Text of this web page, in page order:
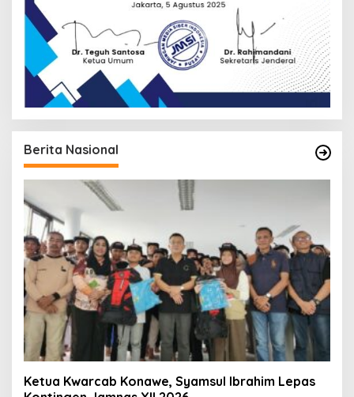
Berita Nasional
Ketua Kwarcab Konawe, Syamsul Ibrahim Lepas